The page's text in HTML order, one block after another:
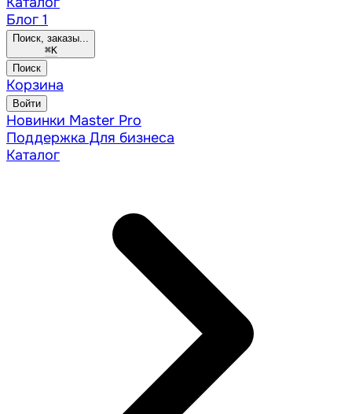
Блог 1
Поиск, заказы...
⌘K
Поиск
Корзина
Войти
Новинки Master Pro
Поддержка Для бизнеса
Каталог